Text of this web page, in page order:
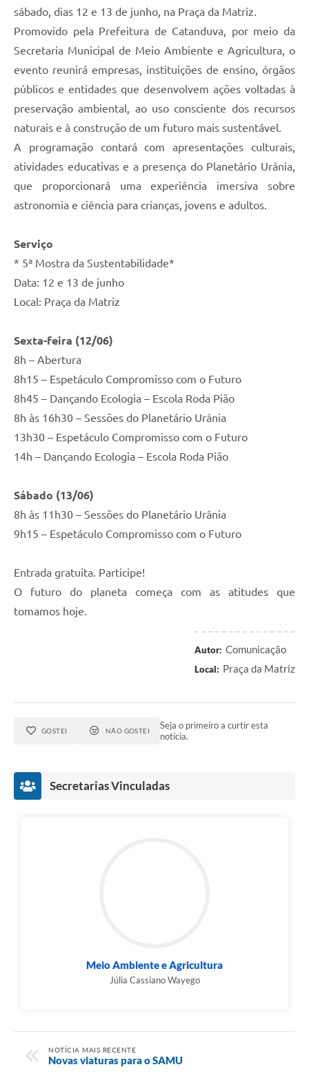
Jornal
Agenda
Diário Oficial
Contato
Editais
sábado, dias 12 e 13 de junho, na Praça da Matriz.
Promovido pela Prefeitura de Catanduva, por meio da
Secretaria Municipal de Meio Ambiente e Agricultura, o
evento reunirá empresas, instituições de ensino, órgãos
públicos e entidades que desenvolvem ações voltadas à
preservação ambiental, ao uso consciente dos recursos
naturais e à construção de um futuro mais sustentável.
A programação contará com apresentações culturais,
atividades educativas e a presença do Planetário Urânia,
que proporcionará uma experiência imersiva sobre
astronomia e ciência para crianças, jovens e adultos.
Serviço
* 5ª Mostra da Sustentabilidade*
Data: 12 e 13 de junho
Local: Praça da Matriz
Sexta-feira (12/06)
8h – Abertura
8h15 – Espetáculo Compromisso com o Futuro
8h45 – Dançando Ecologia – Escola Roda Pião
8h às 16h30 – Sessões do Planetário Urânia
13h30 – Espetáculo Compromisso com o Futuro
14h – Dançando Ecologia – Escola Roda Pião
Sábado (13/06)
8h às 11h30 – Sessões do Planetário Urânia
9h15 – Espetáculo Compromisso com o Futuro
Entrada gratuita. Participe!
O futuro do planeta começa com as atitudes que
tomamos hoje.
Autor: Comunicação
Local: Praça da Matriz
GOSTEI NÃO GOSTEI
Seja o primeiro a curtir esta
notícia.
Secretarias Vinculadas
Meio Ambiente e Agricultura
Júlia Cassiano Wayego
NOTÍCIA MAIS RECENTE
Novas viaturas para o SAMU